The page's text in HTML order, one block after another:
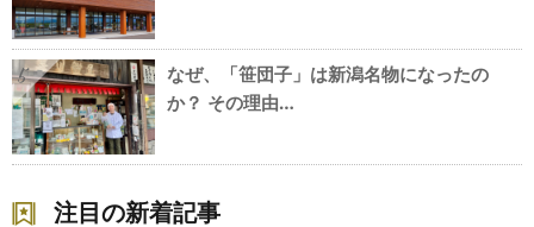
5
なぜ、「笹団子」は新潟名物になったの
か？ その理由…
注目の新着記事